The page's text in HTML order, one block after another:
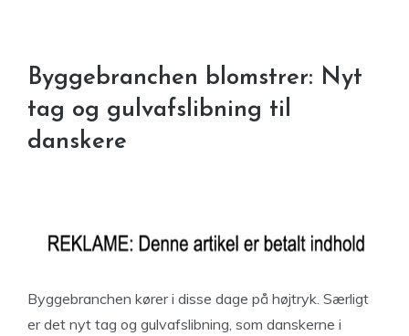
Byggebranchen blomstrer: Nyt
tag og gulvafslibning til
danskere
Byggebranchen kører i disse dage på højtryk. Særligt
er det nyt tag og gulvafslibning, som danskerne i